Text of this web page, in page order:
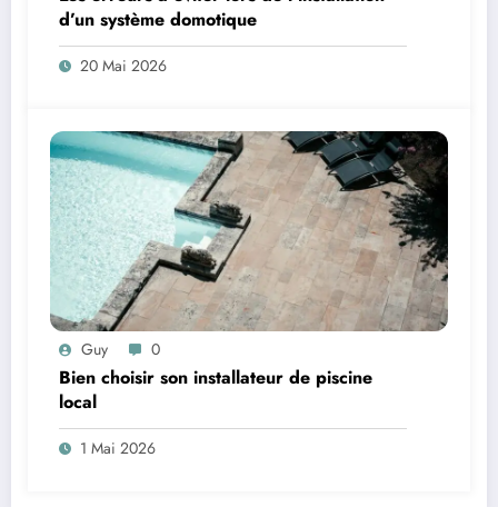
d’un système domotique
20 Mai 2026
Guy 0
Bien choisir son installateur de piscine
local
1 Mai 2026